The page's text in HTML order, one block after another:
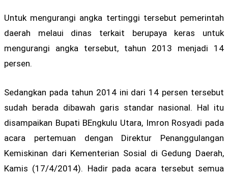
Untuk mengurangi angka tertinggi tersebut pemerintah
daerah melaui dinas terkait berupaya keras untuk
mengurangi angka tersebut, tahun 2013 menjadi 14
persen.
Sedangkan pada tahun 2014 ini dari 14 persen tersebut
sudah berada dibawah garis standar nasional. Hal itu
disampaikan Bupati BEngkulu Utara, Imron Rosyadi pada
acara pertemuan dengan Direktur Penanggulangan
Kemiskinan dari Kementerian Sosial di Gedung Daerah,
Kamis (17/4/2014). Hadir pada acara tersebut semua